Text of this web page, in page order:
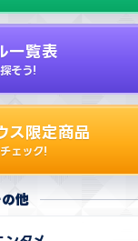
一覧表
そう!
ス限定商品
ェック!
他
年9月第4週登場
リー『カリスマ』